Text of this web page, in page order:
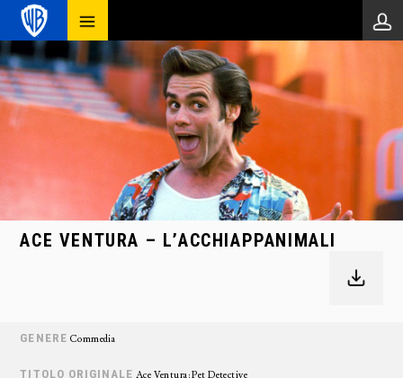
ACE VENTURA – L’ACCHIAPPANIMALI
GENERE Commedia
TITOLO ORIGINALE Ace Ventura: Pet Detective